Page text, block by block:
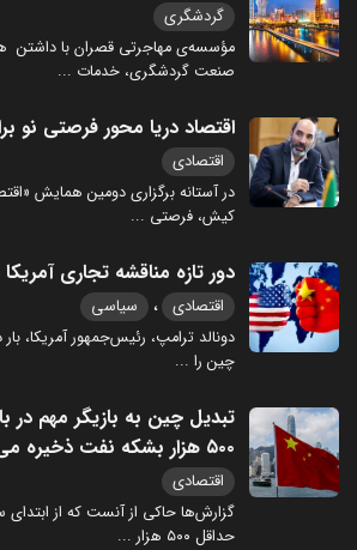
گردشگری
مؤسسه‌ی مهاجرتی قصران با داشتن
صنعت گردشگری، خدمات ...
اقتصاد دریا محور فرصتی نو
اقتصادی
در آستانه برگزاری دومین همایش
کیش، فرصتی ...
دور تازه مناقشه تجاری
اقتصادی ، سیاسی
دونالد ترامپ، رئیس‌جمهور آمریکا،
چین را ...
تبدیل چین به بازیگر مهم در
۵۰۰ هزار بشکه نفت ذخیره می‌کند
اقتصادی
گزارش‌ها حاکی از آنست که از
حداقل ۵۰۰ هزار
...